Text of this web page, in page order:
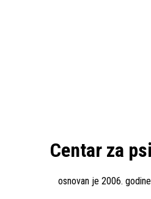
Centar za
osnovan je 2006.